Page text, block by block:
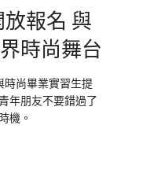
報名 與
時尚舞台
時尚畢業實習生提
年朋友不要錯過了
機。